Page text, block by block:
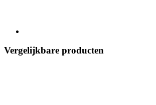
Vergelijkbare producten